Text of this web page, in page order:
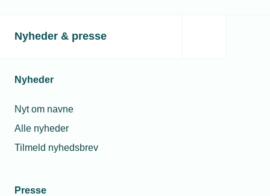
Nyheder & presse
Nyheder
Nyt om navne
Alle nyheder
Tilmeld nyhedsbrev
Presse